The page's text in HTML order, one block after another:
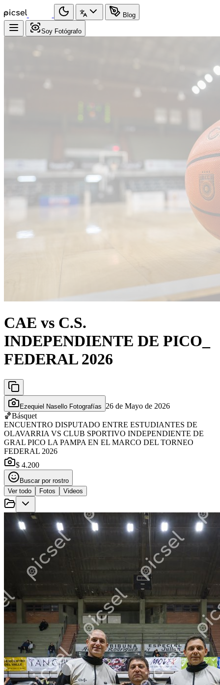
Blog
Soy Fotógrafo
CAE vs C.S.
INDEPENDIENTE DE PICO_
FEDERAL 2026
Ezequiel Nasello Fotografías
26 de Mayo de 2026
🏀Básquet
ENCUENTRO DISPUTADO ENTRE ESTUDIANTES DE
OLAVARRIA VS CLUB SPORTIVO INDEPENDIENTE DE
GRAL PICO LA PAMPA EN EL MARCO DEL TORNEO
FEDERAL 2026
$ 4.200
Buscar por rostro
Ver todo
Fotos Videos